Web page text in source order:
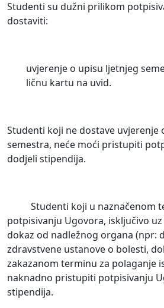
Studenti su dužni prilikom
dostaviti:
uvjerenje o upisu ljetnjeg
ličnu kartu na uvid.
Studenti koji ne dostave uvjerenje
semestra, neće moći pristupiti
dodjeli stipendija.
Studenti koji u naznačenom
potpisivanju Ugovora, isključivo
dokaz od nadležnog organa (npr:
zdravstvene ustanove o bolesti,
zakazanom terminu za polaganje
naknadno pristupiti potpisivanju
stipendija.